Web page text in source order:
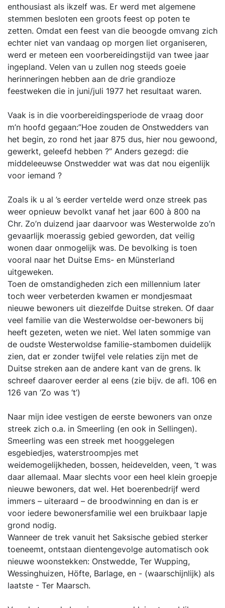
enthousiast als ikzelf was. Er werd met algemene
stemmen besloten een groots feest op poten te
zetten. Omdat een feest van die beoogde omvang zich
echter niet van vandaag op morgen liet organiseren,
werd er meteen een voorbereidingstijd van twee jaar
ingepland. Velen van u zullen nog steeds goeie
herinneringen hebben aan de drie grandioze
feestweken die in juni/juli 1977 het resultaat waren.
Vaak is in die voorbereidingsperiode de vraag door
m’n hoofd gegaan:”Hoe zouden de Onstwedders van
het begin, zo rond het jaar 875 dus, hier nou gewoond,
gewerkt, geleefd hebben ?” Anders gezegd: die
middeleeuwse Onstwedder wat was dat nou eigenlijk
voor iemand ?
Zoals ik u al ’s eerder vertelde werd onze streek pas
weer opnieuw bevolkt vanaf het jaar 600 à 800 na
Chr. Zo’n duizend jaar daarvoor was Westerwolde zo’n
gevaarlijk moerassig gebied geworden, dat veilig
wonen daar onmogelijk was. De bevolking is toen
vooral naar het Duitse Ems- en Münsterland
uitgeweken.
Toen de omstandigheden zich een millennium later
toch weer verbeterden kwamen er mondjesmaat
nieuwe bewoners uit diezelfde Duitse streken. Of daar
veel familie van die Westerwoldse oer-bewoners bij
heeft gezeten, weten we niet. Wel laten sommige van
de oudste Westerwoldse familie-stambomen duidelijk
zien, dat er zonder twijfel vele relaties zijn met de
Duitse streken aan de andere kant van de grens. Ik
schreef daarover eerder al eens (zie bijv. de afl. 106 en
126 van ‘Zo was ‘t’)
Naar mijn idee vestigen de eerste bewoners van onze
streek zich o.a. in Smeerling (en ook in Sellingen).
Smeerling was een streek met hooggelegen
esgebiedjes, waterstroompjes met
weidemogelijkheden, bossen, heidevelden, veen, ’t was
daar allemaal. Maar slechts voor een heel klein groepje
nieuwe bewoners, dat wel. Het boerenbedrijf werd
immers – uiteraard – de broodwinning en dan is er
voor iedere bewonersfamilie wel een bruikbaar lapje
grond nodig.
Wanneer de trek vanuit het Saksische gebied sterker
toeneemt, ontstaan dientengevolge automatisch ook
nieuwe woonstekken: Onstwedde, Ter Wupping,
Wessinghuizen, Höfte, Barlage, en - (waarschijnlijk) als
laatste - Ter Maarsch.